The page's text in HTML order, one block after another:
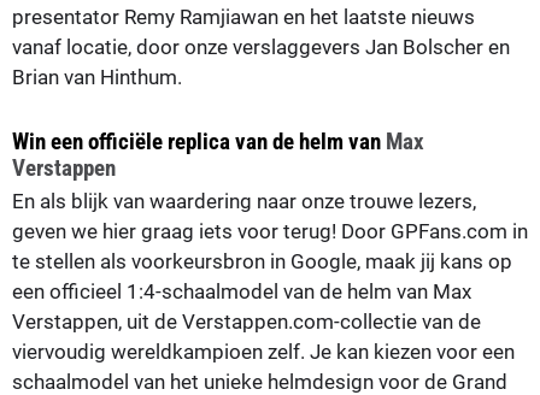
presentator Remy Ramjiawan en het laatste nieuws
vanaf locatie, door onze verslaggevers Jan Bolscher en
Brian van Hinthum.
Win een officiële replica van de helm van Max
Verstappen
En als blijk van waardering naar onze trouwe lezers,
geven we hier graag iets voor terug! Door GPFans.com in
te stellen als voorkeursbron in Google, maak jij kans op
een officieel 1:4-schaalmodel van de helm van Max
Verstappen, uit de Verstappen.com-collectie van de
viervoudig wereldkampioen zelf. Je kan kiezen voor een
schaalmodel van het unieke helmdesign voor de Grand